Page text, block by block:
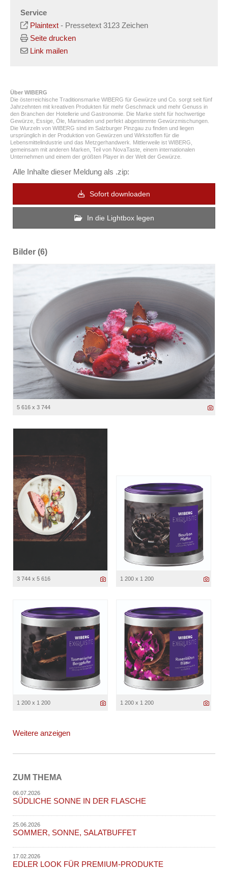
Service
Plaintext - Pressetext 3123 Zeichen
Seite drucken
Link mailen
Über WIBERG
Die österreichische Traditionsmarke WIBERG für Gewürze und Co. sorgt seit fünf
Jahrzehnten mit kreativen Produkten für mehr Geschmack und mehr Genuss in
den Branchen der Hotellerie und Gastronomie. Die Marke steht für hochwertige
Gewürze, Essige, Öle, Marinaden und perfekt abgestimmte Gewürzmischungen.
Die Wurzeln von WIBERG sind im Salzburger Pinzgau zu finden und liegen
ursprünglich in der Produktion von Gewürzen und Wirkstoffen für die
Lebensmittelindustrie und das Metzgerhandwerk. Mittlerweile ist WIBERG,
gemeinsam mit anderen Marken, Teil von NovaTaste, einem internationalen
Unternehmen und einem der größten Player in der Welt der Gewürze.
Alle Inhalte dieser Meldung als .zip:
Sofort downloaden
In die Lightbox legen
Bilder (6)
5 616 x 3 744
3 744 x 5 616 1 200 x 1 200
1 200 x 1 200 1 200 x 1 200
Weitere anzeigen
ZUM THEMA
06.07.2026
SÜDLICHE SONNE IN DER FLASCHE
25.06.2026
SOMMER, SONNE, SALATBUFFET
17.02.2026
EDLER LOOK FÜR PREMIUM-PRODUKTE